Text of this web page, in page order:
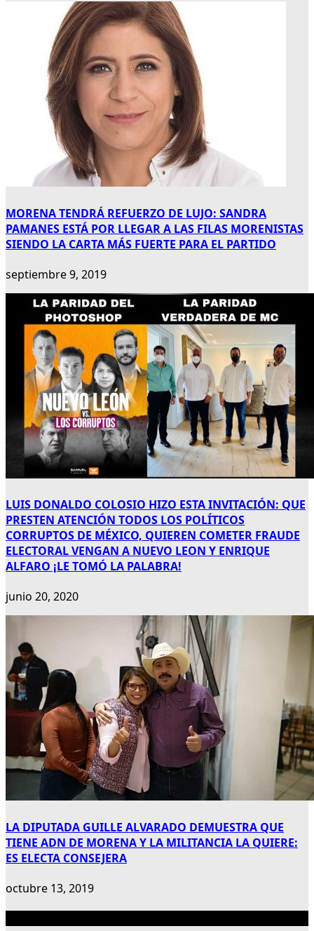
MORENA TENDRÁ REFUERZO DE LUJO: SANDRA
PAMANES ESTÁ POR LLEGAR A LAS FILAS MORENISTAS
SIENDO LA CARTA MÁS FUERTE PARA EL PARTIDO
septiembre 9, 2019
LUIS DONALDO COLOSIO HIZO ESTA INVITACIÓN: QUE
PRESTEN ATENCIÓN TODOS LOS POLÍTICOS
CORRUPTOS DE MÉXICO, QUIEREN COMETER FRAUDE
ELECTORAL VENGAN A NUEVO LEON Y ENRIQUE
ALFARO ¡LE TOMÓ LA PALABRA!
junio 20, 2020
LA DIPUTADA GUILLE ALVARADO DEMUESTRA QUE
TIENE ADN DE MORENA Y LA MILITANCIA LA QUIERE:
ES ELECTA CONSEJERA
octubre 13, 2019